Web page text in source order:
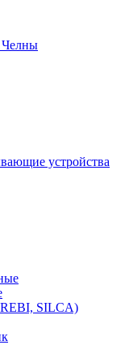
Челны
устройства
SILCA)